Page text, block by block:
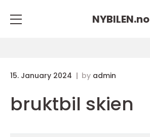
NYBILEN.no
15. January 2024 by admin
bruktbil skien